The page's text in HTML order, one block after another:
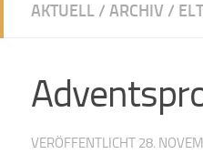
AKTUELL / ARCHIV /
VERÖFFENTLICHT 28.